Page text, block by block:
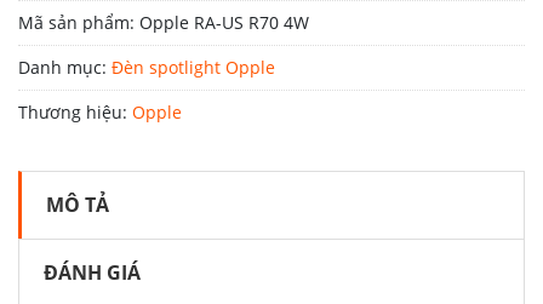
Mã sản phẩm: Opple RA-US R70 4W
Danh mục: Đèn spotlight Opple
Thương hiệu: Opple
MÔ TẢ
ĐÁNH GIÁ